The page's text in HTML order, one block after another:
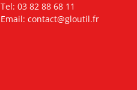
Tel: 03 82 88 68 11
Email: contact@gloutil.fr